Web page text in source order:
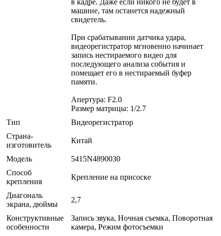
в кадре. Даже если никого не будет в
машине, там останется надежный
свидетель.
При срабатывании датчика удара,
видеорегистратор мгновенно начинает
запись нестираемого видео для
последующего анализа события и
помещает его в нестираемый буфер
памяти.
Апертура: F2.0
Размер матрицы: 1/2.7
Тип
Видеорегистратор
Страна-
изготовитель
Китай
Модель
5415N4890030
Способ
крепления
Крепление на присоске
Диагональ
экрана, дюймы
2,7
Конструктивные
особенности
Запись звука, Ночная съемка, Поворотная
камера, Режим фотосъемки